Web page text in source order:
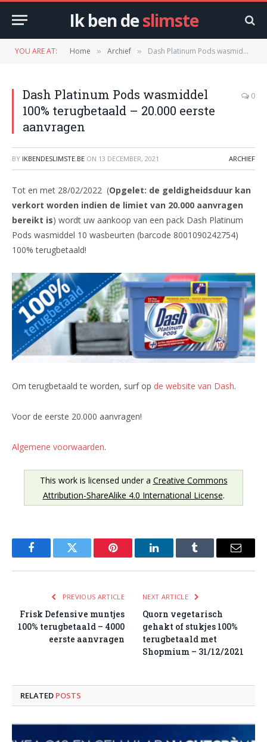
Ik ben deslimste
YOU ARE AT: Home » Archief » Dash Platinum Pods wasmiddel 100% terugbetaald – 20.000 eerste aanvragen
Dash Platinum Pods wasmiddel
100% terugbetaald – 20.000 eerste
aanvragen
0
BY IKBENDESLIMSTE.BE ON 13 DECEMBER, 2021 ARCHIEF
Tot en met 28/02/2022 (Opgelet: de geldigheidsduur kan
verkort worden indien de limiet van 20.000 aanvragen
bereikt is) wordt uw aankoop van een pack Dash Platinum
Pods wasmiddel 10 wasbeurten (barcode 8001090242754)
100% terugbetaald!
Om terugbetaald te worden, surf op de website van Dash.
Voor de eerste 20.000 aanvragen!
Algemene voorwaarden.
This work is licensed under a Creative Commons
Attribution-ShareAlike 4.0 International License.
FacebookTwitter Pinterest LinkedInTumblr Email
PREVIOUS ARTICLE
Frisk Defensive muntjes
100% terugbetaald – 4000
eerste aanvragen
NEXT ARTICLE
Quorn vegetarisch
gehakt of stukjes 100%
terugbetaald met
Shopmium – 31/12/2021
RELATED POSTS